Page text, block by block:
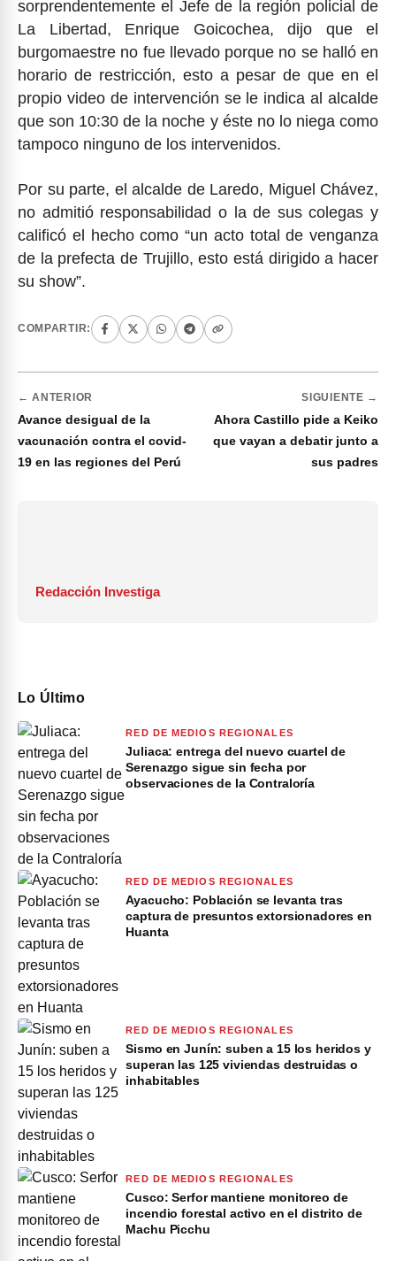
sorprendentemente el Jefe de la región policial de
La Libertad, Enrique Goicochea, dijo que el
burgomaestre no fue llevado porque no se halló en
horario de restricción, esto a pesar de que en el
propio video de intervención se le indica al alcalde
que son 10:30 de la noche y éste no lo niega como
tampoco ninguno de los intervenidos.
Por su parte, el alcalde de Laredo, Miguel Chávez,
no admitió responsabilidad o la de sus colegas y
calificó el hecho como “un acto total de venganza
de la prefecta de Trujillo, esto está dirigido a hacer
su show”.
COMPARTIR:
← ANTERIOR
Avance desigual de la
vacunación contra el covid-
19 en las regiones del Perú
SIGUIENTE →
Ahora Castillo pide a Keiko
que vayan a debatir junto a
sus padres
Redacción Investiga
Lo Último
RED DE MEDIOS REGIONALES
Juliaca: entrega del nuevo cuartel de
Serenazgo sigue sin fecha por
observaciones de la Contraloría
RED DE MEDIOS REGIONALES
Ayacucho: Población se levanta tras
captura de presuntos extorsionadores en
Huanta
RED DE MEDIOS REGIONALES
Sismo en Junín: suben a 15 los heridos y
superan las 125 viviendas destruidas o
inhabitables
RED DE MEDIOS REGIONALES
Cusco: Serfor mantiene monitoreo de
incendio forestal activo en el distrito de
Machu Picchu